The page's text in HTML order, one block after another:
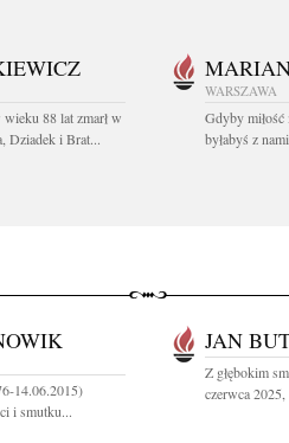
88 lat zmarł w
Dziadek i Brat...
WARSZAWA
Gdyby miłość
byłabyś z
14.06.2015)
i smutku...
JAN
Z głębokim
czerwca